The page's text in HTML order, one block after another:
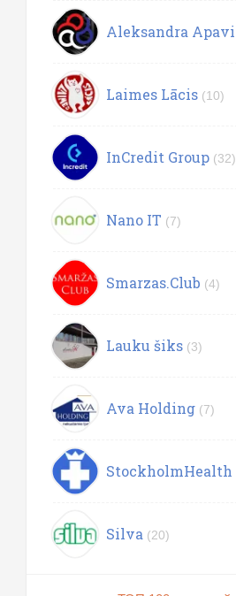
Aleksandra Apavi
Laimes Lācis (10)
InCredit Group (32)
Nano IT (7)
Smarzas.Club (4)
Lauku šiks (3)
Ava Holding (7)
StockholmHealth
Silva (20)